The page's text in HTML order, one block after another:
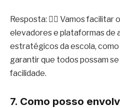
Resposta: 🏋️‍♀️ Vamos facilitar
elevadores e plataformas de
estratégicos da escola, como
garantir que todos possam
facilidade.
7. Como posso